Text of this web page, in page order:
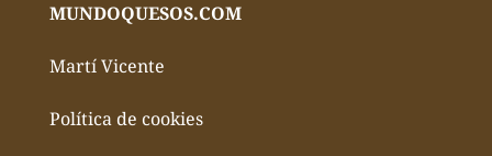
MUNDOQUESOS.COM
Martí Vicente
Política de cookies